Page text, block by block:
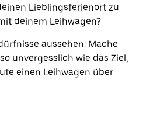
Lieblingsferienort zu
deinem Leihwagen?
aussehen: Mache
unvergesslich wie das Ziel,
einen Leihwagen über